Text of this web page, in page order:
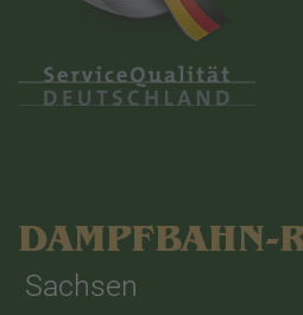
DAMPFBAHN-
Sachsen